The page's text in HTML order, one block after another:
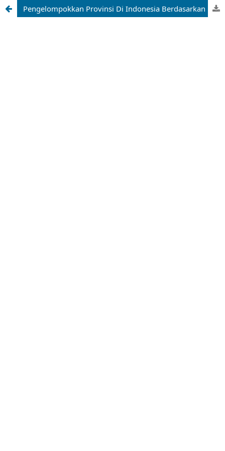
Pengelompokkan Provinsi Di Indonesia Berdasarkan Luas Panen, Produksi, Dan Produktivitas Padi Menggunakan Algoritma K-Medoid